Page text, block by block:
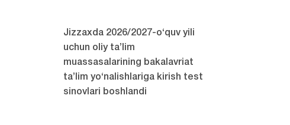
Jizzaxda 2026/2027-o‘quv yili
uchun oliy ta’lim
muassasalarining bakalavriat
ta’lim yo‘nalishlariga kirish test
sinovlari boshlandi